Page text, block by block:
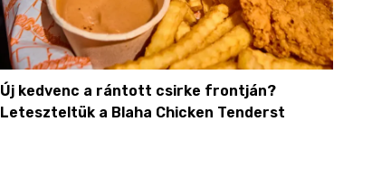
Új kedvenc a rántott csirke frontján?
Leteszteltük a Blaha Chicken Tenderst